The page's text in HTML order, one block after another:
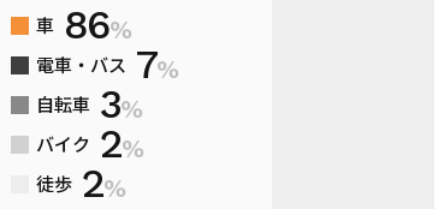
車 86%
電車・バス 7%
自転車 3%
バイク 2%
徒歩 2%